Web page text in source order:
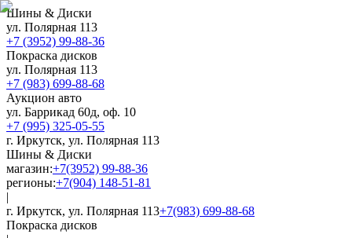
Шины & Диски
ул. Полярная 113
+7 (3952) 99-88-36
Покраска дисков
ул. Полярная 113
+7 (983) 699-88-68
Аукцион авто
ул. Баррикад 60д, оф. 10
+7 (995) 325-05-55
г. Иркутск, ул. Полярная 113
Шины & Диски
магазин:+7(3952) 99-88-36
регионы:+7(904) 148-51-81
|
г. Иркутск, ул. Полярная 113+7(983) 699-88-68
Покраска дисков